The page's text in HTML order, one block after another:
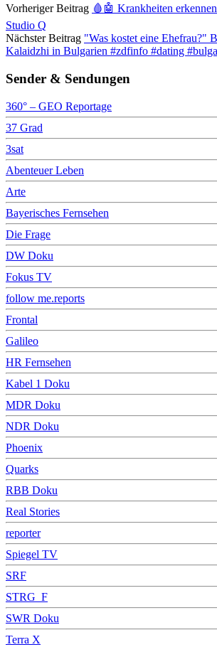
Vorheriger Beitrag 🩸🤖 Krankheiten
Studio Q
Nächster Beitrag "Was kostet eine Ehefrau?"
Kalaidzhi in Bulgarien #zdfinfo #dating
Sender & Sendungen
360° – GEO Reportage
37 Grad
3sat
Abenteuer Leben
Arte
Bayerisches Fernsehen
Die Frage
DW Doku
Fokus TV
follow me.reports
Frontal
Galileo
HR Fernsehen
Kabel 1 Doku
MDR Doku
NDR Doku
Phoenix
Quarks
RBB Doku
Real Stories
reporter
Spiegel TV
SRF
STRG_F
SWR Doku
Terra X